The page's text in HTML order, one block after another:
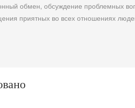
обмен, обсуждение проблемных
приятных во всех отношениях